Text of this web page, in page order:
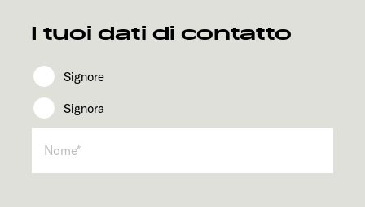
I tuoi dati di contatto
Signore
Signora